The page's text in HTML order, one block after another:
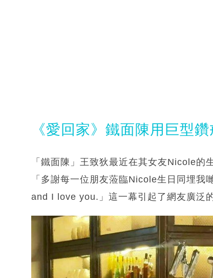
《愛回家》鐵面陳用巨型
「鐵面陳」王致狄最近在其女友Nicole的
「多謝每一位朋友蒞臨Nicole生日同埋我
and I love you.」這一幕引起了網友廣泛